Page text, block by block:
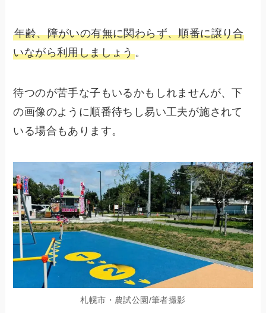
年齢、障がいの有無に関わらず、順番に譲り合
いながら利用しましょう。
待つのが苦手な子もいるかもしれませんが、下
の画像のように順番待ちし易い工夫が施されて
いる場合もあります。
札幌市・農試公園/筆者撮影